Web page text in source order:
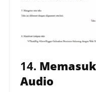
format dengan
</br>
<p>5.
iformat dengan
<p style="text-
14.
Audio